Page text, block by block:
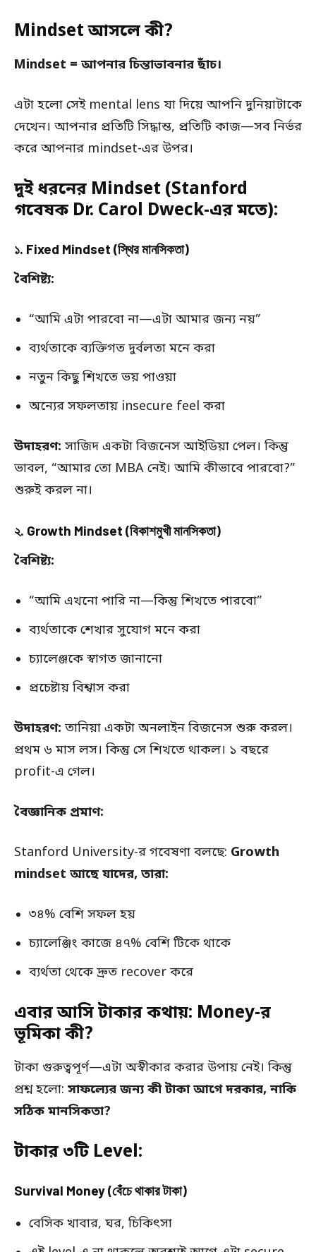
Mindset আসলে কী?
Mindset = আপনার চিন্তাভাবনার ছাঁচ।
এটা হলো সেই mental lens যা দিয়ে আপনি দুনিয়াটাকে
দেখেন। আপনার প্রতিটি সিদ্ধান্ত, প্রতিটি কাজ—সব নির্ভর
করে আপনার mindset-এর উপর।
দুই ধরনের Mindset (Stanford
গবেষক Dr. Carol Dweck-এর মতে):
১. Fixed Mindset (স্থির মানসিকতা)
বৈশিষ্ট্য:
“আমি এটা পারবো না—এটা আমার জন্য নয়”
ব্যর্থতাকে ব্যক্তিগত দুর্বলতা মনে করা
নতুন কিছু শিখতে ভয় পাওয়া
অন্যের সফলতায় insecure feel করা
উদাহরণ: সাজিদ একটা বিজনেস আইডিয়া পেল। কিন্তু
ভাবল, “আমার তো MBA নেই। আমি কীভাবে পারবো?”
শুরুই করল না।
২. Growth Mindset (বিকাশমুখী মানসিকতা)
বৈশিষ্ট্য:
“আমি এখনো পারি না—কিন্তু শিখতে পারবো”
ব্যর্থতাকে শেখার সুযোগ মনে করা
চ্যালেঞ্জকে স্বাগত জানানো
প্রচেষ্টায় বিশ্বাস করা
উদাহরণ: তানিয়া একটা অনলাইন বিজনেস শুরু করল।
প্রথম ৬ মাস লস। কিন্তু সে শিখতে থাকল। ১ বছরে
profit-এ গেল।
বৈজ্ঞানিক প্রমাণ:
Stanford University-র গবেষণা বলছে: Growth
mindset আছে যাদের, তারা:
৩৪% বেশি সফল হয়
চ্যালেঞ্জিং কাজে ৪৭% বেশি টিকে থাকে
ব্যর্থতা থেকে দ্রুত recover করে
এবার আসি টাকার কথায়: Money-র
ভূমিকা কী?
টাকা গুরুত্বপূর্ণ—এটা অস্বীকার করার উপায় নেই। কিন্তু
প্রশ্ন হলো: সাফল্যের জন্য কী টাকা আগে দরকার, নাকি
সঠিক মানসিকতা?
টাকার ৩টি Level:
Survival Money (বেঁচে থাকার টাকা)
বেসিক খাবার, ঘর, চিকিৎসা